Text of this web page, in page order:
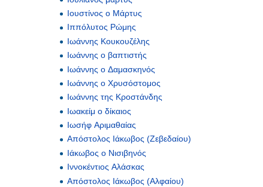
Ιουστίνος ο Μάρτυς
Ιππόλυτος Ρώμης
Ιωάννης Κουκουζέλης
Ιωάννης ο βαπτιστής
Ιωάννης ο Δαμασκηνός
Ιωάννης ο Χρυσόστομος
Ιωάννης της Κροστάνδης
Ιωακείμ ο δίκαιος
Ιωσήφ Αριμαθαίας
Απόστολος Ιάκωβος (Ζεβεδαίου)
Ιάκωβος ο Νισιβηνός
Ιννοκέντιος Αλάσκας
Απόστολος Ιάκωβος (Αλφαίου)